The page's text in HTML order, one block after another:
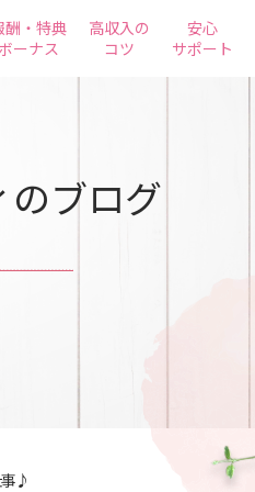
酬・特典
ーナス
高収入の
コツ
安心
サポート
のブログ
♪